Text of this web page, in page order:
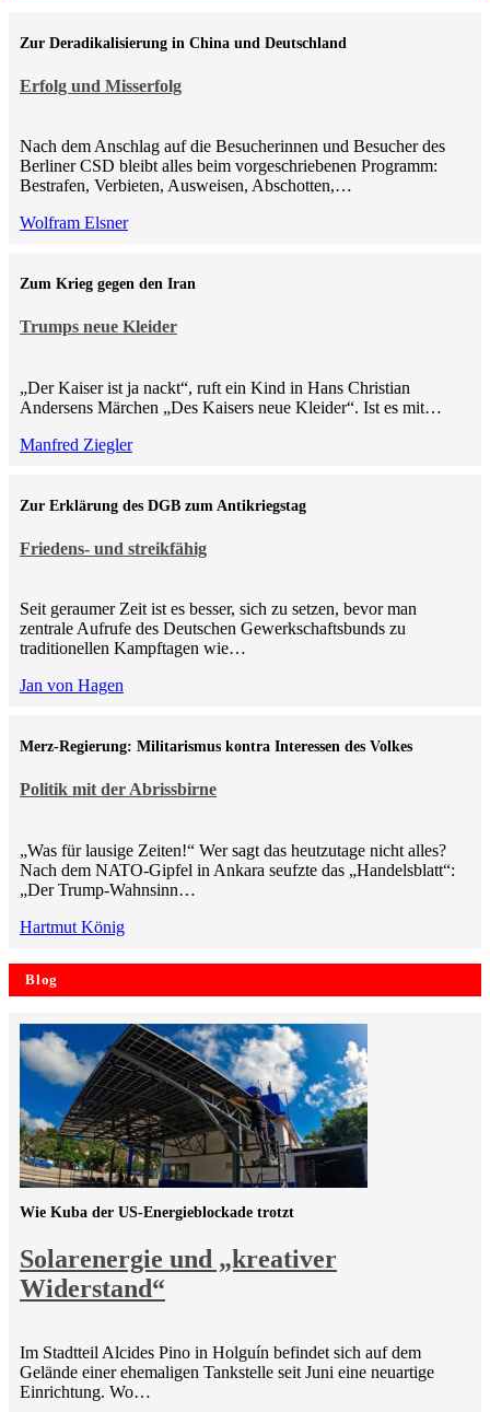
Erfolg und Misserfolg
Zur Deradikalisierung in China und Deutschland
Nach dem Anschlag auf die Besucherinnen und Besucher des
Berliner CSD bleibt alles beim vorgeschriebenen Programm:
Bestrafen, Verbieten, Ausweisen, Abschotten,…
Wolfram Elsner
Trumps neue Kleider
Zum Krieg gegen den Iran
„Der Kaiser ist ja nackt“, ruft ein Kind in Hans Christian
Andersens Märchen „Des Kaisers neue Kleider“. Ist es mit…
Manfred Ziegler
Friedens- und streikfähig
Zur Erklärung des DGB zum Antikriegstag
Seit geraumer Zeit ist es besser, sich zu setzen, bevor man
zentrale Aufrufe des Deutschen Gewerkschaftsbunds zu
traditionellen Kampftagen wie…
Jan von Hagen
Politik mit der Abrissbirne
Merz-Regierung: Militarismus kontra Inte­ressen des Volkes
„Was für lausige Zeiten!“ Wer sagt das heutzutage nicht alles?
Nach dem NATO-Gipfel in Ankara seufzte das „Handelsblatt“:
„Der Trump-Wahnsinn…
Hartmut König
Blog
Solarenergie und „kreativer
Widerstand“
Wie Kuba der US-Energieblockade trotzt
Im Stadtteil Alcides Pino in Holguín befindet sich auf dem
Gelände einer ehemaligen Tankstelle seit Juni eine neuartige
Einrichtung. Wo…